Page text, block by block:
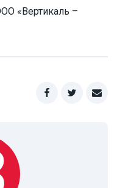
«Вертикаль –